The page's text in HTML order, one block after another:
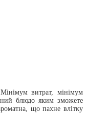
витрат, мінімум
блюдо яким зможете
що пахне влітку